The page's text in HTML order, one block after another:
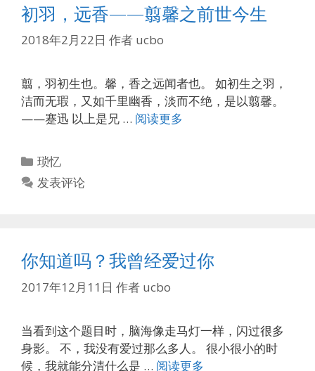
初羽，远香——翦馨之前世今生
2018年2月22日 作者 ucbo
翦，羽初生也。馨，香之远闻者也。 如初生之羽，
洁而无瑕，又如千里幽香，淡而不绝，是以翦馨。
——蹇迅 以上是兄 … 阅读更多
分
类
琐忆
发表评论
你知道吗？我曾经爱过你
2017年12月11日 作者 ucbo
当看到这个题目时，脑海像走马灯一样，闪过很多
身影。 不，我没有爱过那么多人。 很小很小的时
候，我就能分清什么是 … 阅读更多